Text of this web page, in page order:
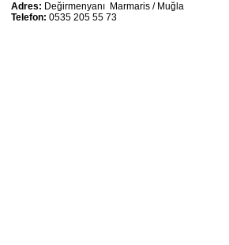
Adres: Değirmenyanı Marmaris / Muğla
Telefon: 0535 205 55 73